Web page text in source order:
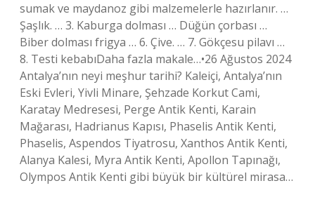
sumak ve maydanoz gibi malzemelerle hazırlanır. …
Şaşlık. … 3. Kaburga dolması … Düğün çorbası …
Biber dolması frigya … 6. Çive. … 7. Gökçesu pilavı …
8. Testi kebabıDaha fazla makale…•26 Ağustos 2024
Antalya’nın neyi meşhur tarihi? Kaleiçi, Antalya’nın
Eski Evleri, Yivli Minare, Şehzade Korkut Cami,
Karatay Medresesi, Perge Antik Kenti, Karain
Mağarası, Hadrianus Kapısı, Phaselis Antik Kenti,
Phaselis, Aspendos Tiyatrosu, Xanthos Antik Kenti,
Alanya Kalesi, Myra Antik Kenti, Apollon Tapınağı,
Olympos Antik Kenti gibi büyük bir kültürel mirasa…